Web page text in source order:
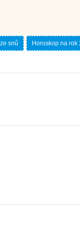
snů Horoskop na rok